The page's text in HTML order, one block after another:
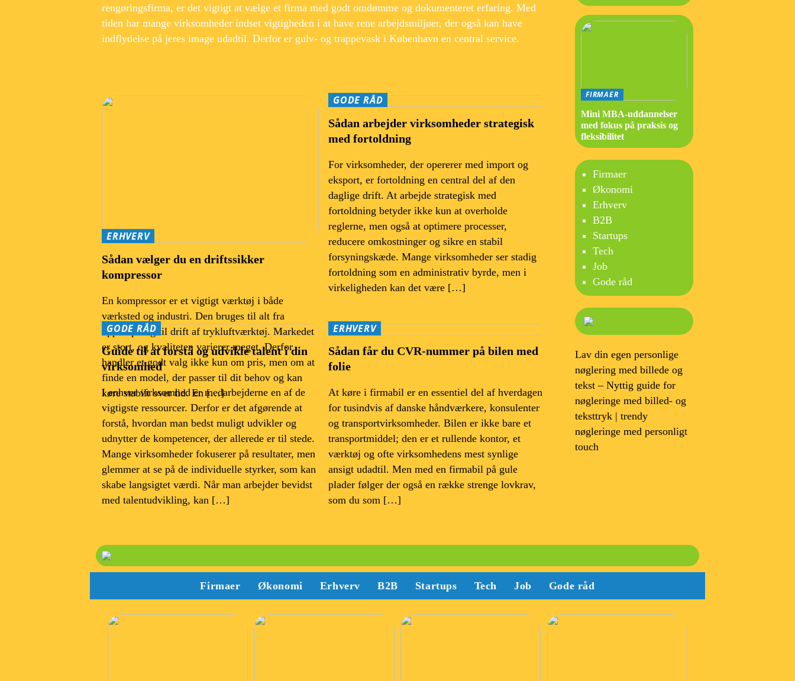
rengøringsfirma, er det vigtigt at vælge et firma med godt omdømme og dokumenteret erfaring. Med
tiden har mange virksomheder indset vigtigheden i at have rene arbejdsmiljøer, der også kan have
indflydelse på jeres image udadtil. Derfor er gulv- og trappevask i København en central service.
ERHVERV
Sådan vælger du en driftssikker
kompressor
En kompressor er et vigtigt værktøj i både
værksted og industri. Den bruges til alt fra
oppumpning til drift af trykluftværktøj. Markedet
er stort, og kvaliteten varierer meget. Derfor
handler et godt valg ikke kun om pris, men om at
finde en model, der passer til dit behov og kan
køre stabilt over tid. En […]
GODE RÅD
Sådan arbejder virksomheder strategisk
med fortoldning
For virksomheder, der opererer med import og
eksport, er fortoldning en central del af den
daglige drift. At arbejde strategisk med
fortoldning betyder ikke kun at overholde
reglerne, men også at optimere processer,
reducere omkostninger og sikre en stabil
forsyningskæde. Mange virksomheder ser stadig
fortoldning som en administrativ byrde, men i
virkeligheden kan det være […]
GODE RÅD
Guide til at forstå og udvikle talent i din
virksomhed
I enhver virksomhed er medarbejderne en af de
vigtigste ressourcer. Derfor er det afgørende at
forstå, hvordan man bedst muligt udvikler og
udnytter de kompetencer, der allerede er til stede.
Mange virksomheder fokuserer på resultater, men
glemmer at se på de individuelle styrker, som kan
skabe langsigtet værdi. Når man arbejder bevidst
med talentudvikling, kan […]
ERHVERV
Sådan får du CVR-nummer på bilen med
folie
At køre i firmabil er en essentiel del af hverdagen
for tusindvis af danske håndværkere, konsulenter
og transportvirksomheder. Bilen er ikke bare et
transportmiddel; den er et rullende kontor, et
værktøj og ofte virksomhedens mest synlige
ansigt udadtil. Men med en firmabil på gule
plader følger der også en række strenge lovkrav,
som du som […]
FIRMAER
Mini MBA-uddannelser
med fokus på praksis og
fleksibilitet
Firmaer
Økonomi
Erhverv
B2B
Startups
Tech
Job
Gode råd
Lav din egen personlige
nøglering med billede og
tekst – Nyttig guide for
nøgleringe med billed- og
teksttryk | trendy
nøgleringe med personligt
touch
Firmaer Økonomi Erhverv B2B Startups Tech Job Gode råd